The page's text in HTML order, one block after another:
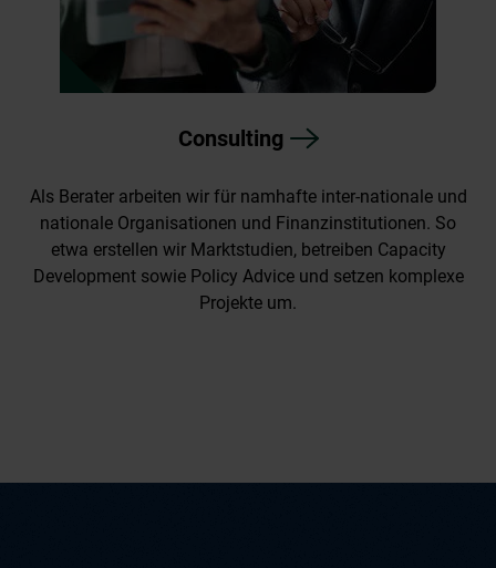
Consulting
Als Berater arbeiten wir für namhafte inter-nationale und
nationale Organisationen und Finanzinstitutionen. So
etwa erstellen wir Marktstudien, betreiben Capacity
Development sowie Policy Advice und setzen komplexe
Projekte um.